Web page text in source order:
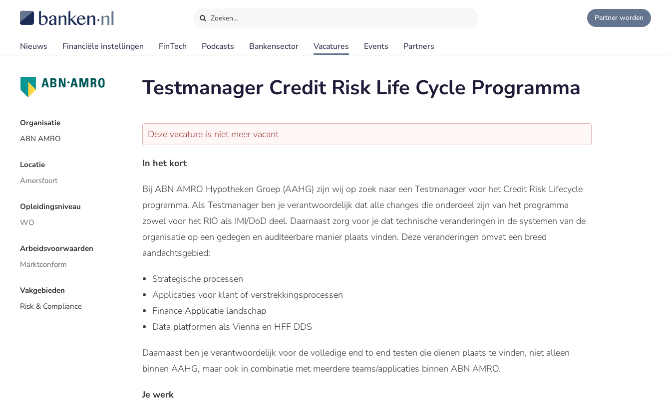
Zoeken… Partner worden
Nieuws Financiële instellingen FinTech Podcasts Bankensector Vacatures Events Partners
Testmanager Credit Risk Life Cycle Programma
Organisatie
ABN AMRO
Locatie
Amersfoort
Opleidingsniveau
WO
Arbeidsvoorwaarden
Marktconform
Vakgebieden
Risk & Compliance
Deze vacature is niet meer vacant
In het kort
Bij ABN AMRO Hypotheken Groep (AAHG) zijn wij op zoek naar een Testmanager voor het Credit Risk Lifecycle
programma. Als Testmanager ben je verantwoordelijk dat alle changes die onderdeel zijn van het programma
zowel voor het RIO als IMI/DoD deel. Daarnaast zorg voor je dat technische veranderingen in de systemen van de
organisatie op een gedegen en auditeerbare manier plaats vinden. Deze veranderingen omvat een breed
aandachtsgebied:
Strategische processen
Applicaties voor klant of verstrekkingsprocessen
Finance Applicatie landschap
Data platformen als Vienna en HFF DDS
Daarnaast ben je verantwoordelijk voor de volledige end to end testen die dienen plaats te vinden, niet alleen
binnen AAHG, maar ook in combinatie met meerdere teams/applicaties binnen ABN AMRO.
Je werk